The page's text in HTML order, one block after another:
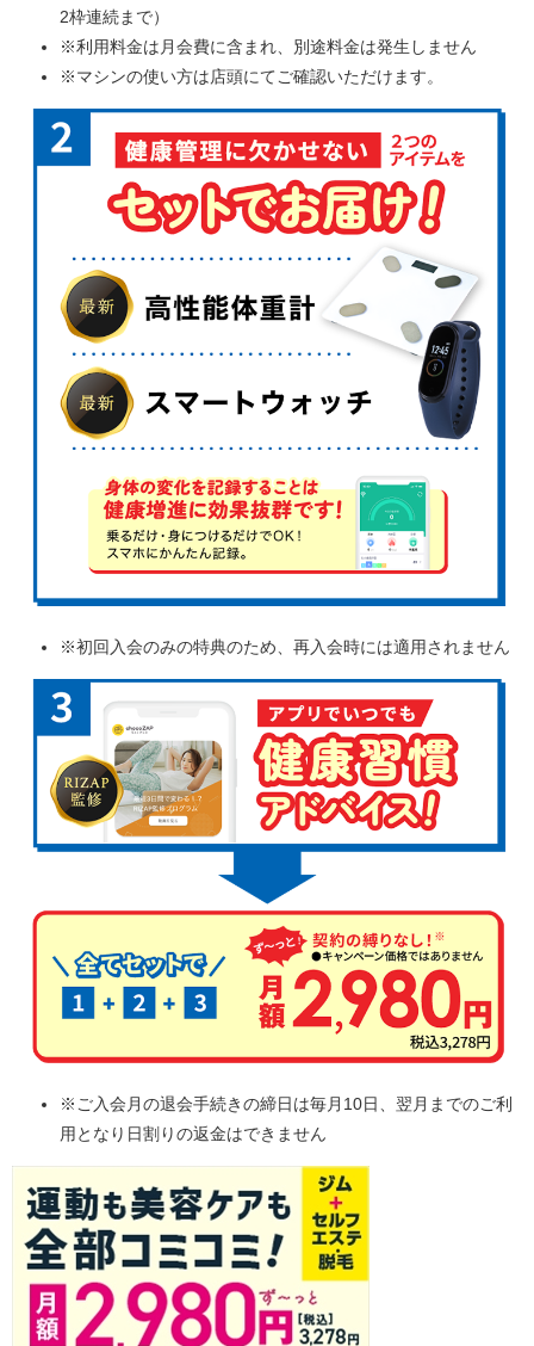
2枠連続まで）
※利用料金は月会費に含まれ、別途料金は発生しません
※マシンの使い方は店頭にてご確認いただけます。
※初回入会のみの特典のため、再入会時には適用されません
※ご入会月の退会手続きの締日は毎月10日、翌月までのご利
用となり日割りの返金はできません